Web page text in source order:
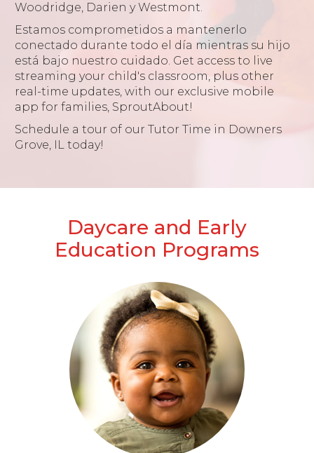
Woodridge, Darien y Westmont.
Estamos comprometidos a mantenerlo
conectado durante todo el día mientras su hijo
está bajo nuestro cuidado. Get access to live
streaming your child's classroom, plus other
real-time updates, with our exclusive mobile
app for families, SproutAbout!
Schedule a tour of our Tutor Time in Downers
Grove, IL today!
Daycare and Early
Education Programs